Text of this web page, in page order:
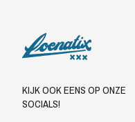
KIJK OOK EENS OP ONZE
SOCIALS!